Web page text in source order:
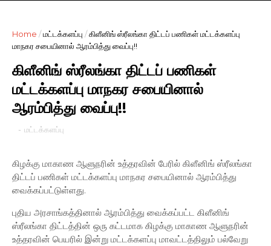
Home /மட்டக்களப்பு /கிளீனிங் ஸ்ரீலங்கா திட்டப் பணிகள் மட்டக்களப்பு
மாநகர சபையினால் ஆரம்பித்து வைப்பு!!
கிளீனிங் ஸ்ரீலங்கா திட்டப் பணிகள்
மட்டக்களப்பு மாநகர சபையினால்
ஆரம்பித்து வைப்பு!!
- மட்டக்களப்பு
கிழக்கு மாகாண ஆளுநரின் உத்தரவின் பேரில் கிளீனிங் ஸ்ரீலங்கா
திட்டப் பணிகள் மட்டக்களப்பு மாநகர சபையினால் ஆரம்பித்து
வைக்கப்பட்டுள்ளது.
புதிய அரசாங்கத்தினால் ஆரம்பித்து வைக்கப்பட்ட கிளீனிங்
ஸ்ரீலங்கா திட்டத்தின் ஒரு கட்டமாக கிழக்கு மாகாண ஆளுநரின்
உத்தரவின் பெயரில் இன்று மட்டக்களப்பு மாவட்டத்திலும் பல்வேறு